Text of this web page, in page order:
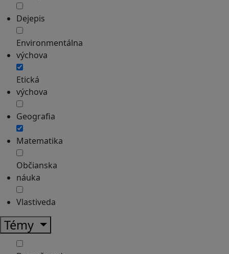
Dejepis
Environmentálna
výchova
Etická
výchova
Geografia
Matematika
Občianska
náuka
Vlastiveda
Témy